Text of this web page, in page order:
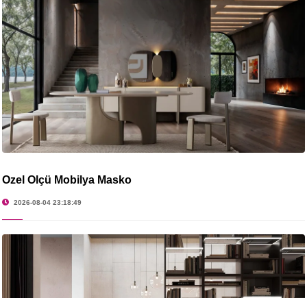
Özel Ölçü Mobilya Masko
2026-08-04 23:18:49